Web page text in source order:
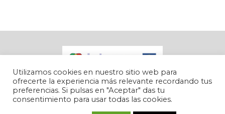
Utilizamos cookies en nuestro sitio web para
ofrecerte la experiencia más relevante recordando tus
preferencias. Si pulsas en "Aceptar" das tu
consentimiento para usar todas las cookies.